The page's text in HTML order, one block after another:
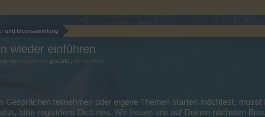
und Ideensammlung
wieder einführen
von Vader20100 gestartet, 24 Juni 2018
Gesprächen teilnehmen oder eigene Themen starten möchtest,
bitte registriere Dich neu. Wir freuen uns auf Deinen nächsten